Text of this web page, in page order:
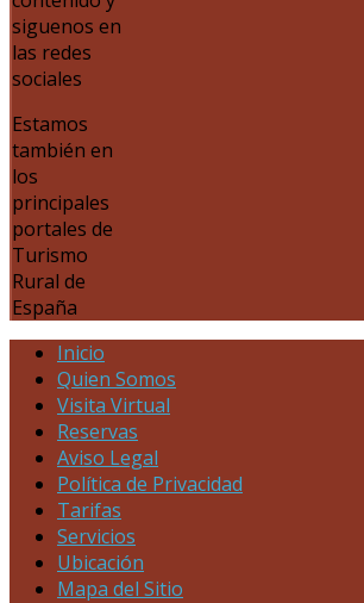
siguenos en
las redes
sociales
Estamos
también en
los
principales
portales de
Turismo
Rural de
España
Inicio
Quien Somos
Visita Virtual
Reservas
Aviso Legal
Política de Privacidad
Tarifas
Servicios
Ubicación
Mapa del Sitio